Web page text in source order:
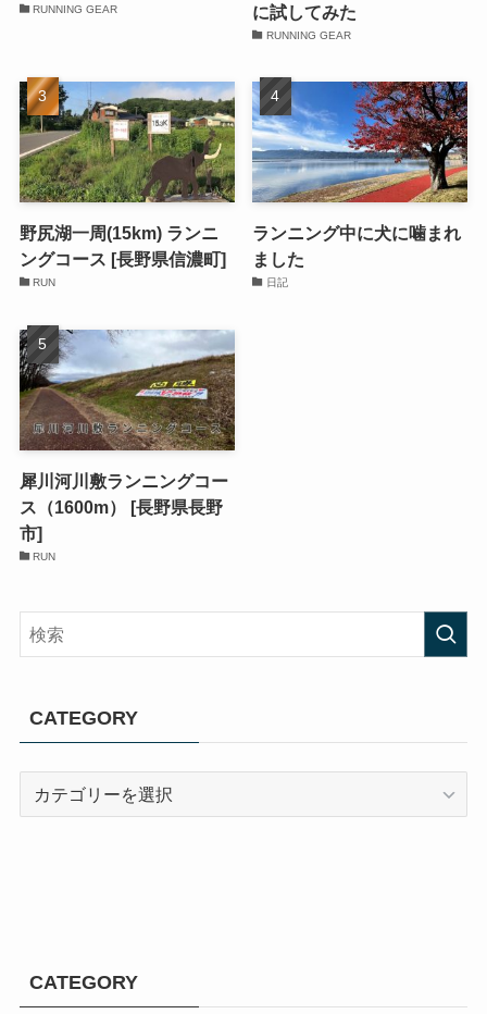
RUNNING GEAR
に試してみた
RUNNING GEAR
野尻湖一周(15km) ランニ
ングコース [長野県信濃町]
RUN
ランニング中に犬に噛まれ
ました
日記
犀川河川敷ランニングコー
ス（1600m） [長野県長野
市]
RUN
CATEGORY
CATEGORY
CATEGORY